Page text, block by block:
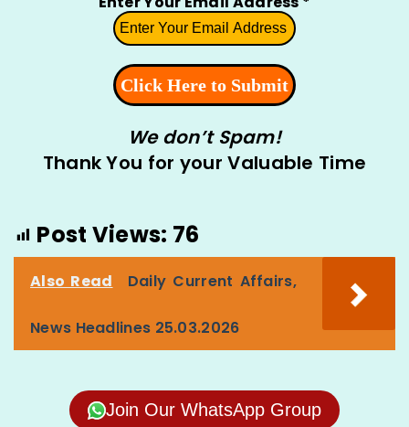
We don’t Spam!
Thank You for your Valuable Time
Post Views: 76
Also Read Daily Current Affairs,
News Headlines 25.03.2026
Join Our WhatsApp Group